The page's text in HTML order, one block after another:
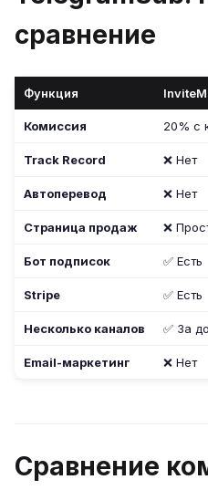
сравнение
Функция
Комиссия 20% с
Track Record ❌ Нет
Автоперевод ❌ Нет
Страница продаж ❌
Бот подписок ✅ Есть
Stripe ✅ Есть
Несколько каналов ✅ За
Email-маркетинг ❌ Нет
Сравнение